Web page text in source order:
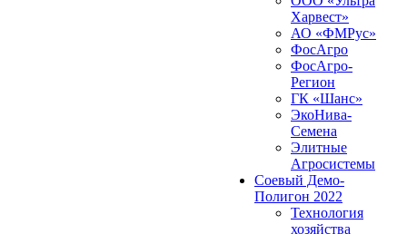
Харвест»
АО «ФМРус»
ФосАгро
ФосАгро-
Регион
ГК «Шанс»
ЭкоНива-
Семена
Элитные
Агросистемы
Соевый Демо-
Полигон 2022
Технология
хозяйства